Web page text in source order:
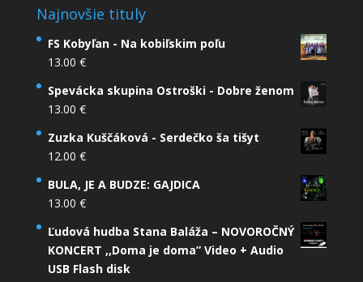
Najnovšie tituly
FS Kobyľan - Na kobiľskim poľu
13.00 €
Spevácka skupina Ostroški - Dobre ženom
13.00 €
Zuzka Kuščáková - Serdečko ša tišyt
12.00 €
BULA, JE A BUDZE: GAJDICA
13.00 €
Ľudová hudba Stana Baláža – NOVOROČNÝ
KONCERT ,,Doma je doma” Video + Audio
USB Flash disk